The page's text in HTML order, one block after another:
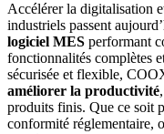
Accélérer la digitalisation
industriels passent
logiciel MES performant
fonctionnalités complètes
sécurisée et flexible,
améliorer la productivité
produits finis. Que ce soit
conformité réglementaire,